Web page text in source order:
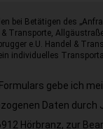
bei Betätigen des
Transporte,
e.U. Handel &
individuelles
gebe ich
Daten durch
Hörbranz, zur